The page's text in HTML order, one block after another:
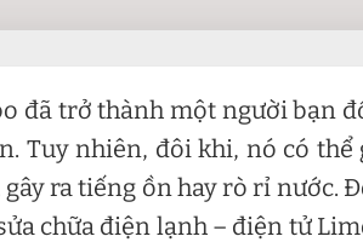
đã trở thành một người bạn
Tuy nhiên, đôi khi, nó có thể
ra tiếng ồn hay rò rỉ nước.
chữa điện lạnh – điện tử